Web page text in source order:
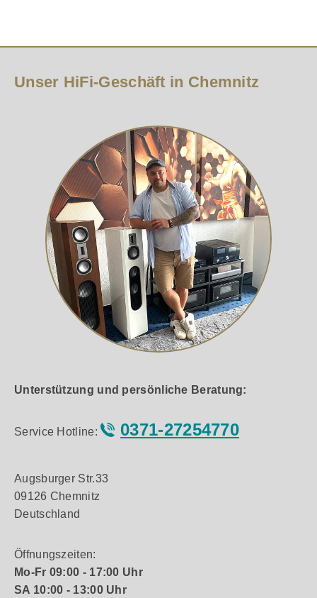
Unser HiFi-Geschäft in Chemnitz
Unterstützung und persönliche Beratung:
Service Hotline: 0371-27254770
Augsburger Str.33
09126 Chemnitz
Deutschland
Öffnungszeiten:
Mo-Fr 09:00 - 17:00 Uhr
SA 10:00 - 13:00 Uhr